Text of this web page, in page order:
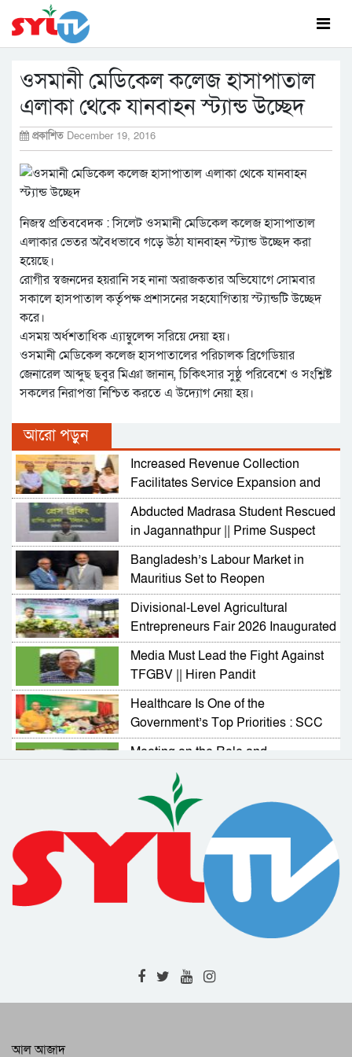
ওসমানী মেডিকেল কলেজ হাসাপাতাল
এলাকা থেকে যানবাহন স্ট্যান্ড উচ্ছেদ
প্রকাশিত December 19, 2016
নিজস্ব প্রতিববেদক : সিলেট ওসমানী মেডিকেল কলেজ হাসাপাতাল
এলাকার ভেতর অবৈধভাবে গড়ে উঠা যানবাহন স্ট্যান্ড উচ্ছেদ করা
হয়েছে।
রোগীর স্বজনদের হয়রানি সহ নানা অরাজকতার অভিযোগে সোমবার
সকালে হাসপাতাল কর্তৃপক্ষ প্রশাসনের সহযোগিতায় স্ট্যান্ডটি উচ্ছেদ
করে।
এসময় অর্ধশতাধিক এ্যাম্বুলেন্স সরিয়ে দেয়া হয়।
ওসমানী মেডিকেল কলেজ হাসপাতালের পরিচালক ব্রিগেডিয়ার
জেনারেল আব্দুছ ছবুর মিঞা জানান, চিকিৎসার সুষ্ঠু পরিবেশে ও সংশ্লিষ্ট
সকলের নিরাপত্তা নিশ্চিত করতে এ উদ্যোগ নেয়া হয়।
আরো পড়ুন
Increased Revenue Collection
Facilitates Service Expansion and
Development
Abducted Madrasa Student Rescued
in Jagannathpur || Prime Suspect
Arrested
Bangladesh’s Labour Market in
Mauritius Set to Reopen
Divisional-Level Agricultural
Entrepreneurs Fair 2026 Inaugurated
in Sylhet
Media Must Lead the Fight Against
TFGBV || Hiren Pandit
Healthcare Is One of the
Government’s Top Priorities : SCC
Administrator
Meeting on the Role and
Responsibilities of NGOs in
Activating Village Courts
RAB Arrests Murder Case Accused
from Companiganj
Complaint Resolution Cell Formed
to Address Problems Faced by
Expatriates
Drainage and Road Repair Work to
Begin Soon : SCC Administrator
RAB-9 Arrests One with 7kg of
আল আজাদ